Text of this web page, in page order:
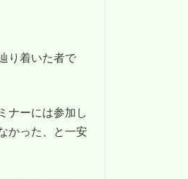
り着いた者で
ナーには参加し
かった、と一安